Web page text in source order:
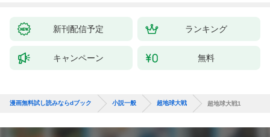
新刊配信予定 ランキング
キャンペーン 無料
漫画無料試し読みならdブック 小説一般 超地球大戦 超地球大戦1